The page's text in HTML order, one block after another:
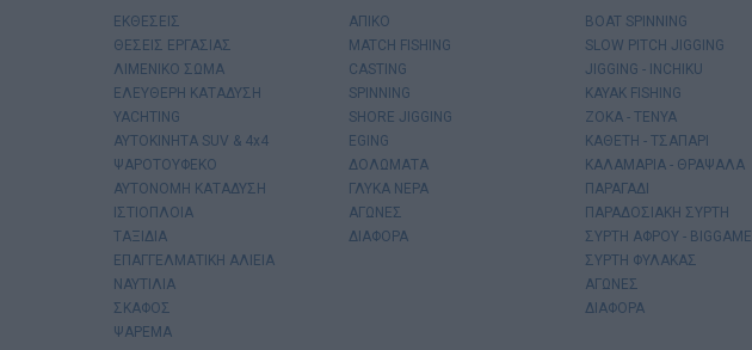
ΕΚΘΕΣΕΙΣ
ΘΕΣΕΙΣ ΕΡΓΑΣΙΑΣ
ΛΙΜΕΝΙΚΟ ΣΩΜΑ
ΕΛΕΥΘΕΡΗ ΚΑΤΑΔΥΣΗ
YACHTING
AYTOKINHTA SUV & 4x4
ΨΑΡΟΤΟΥΦΕΚΟ
ΑΥΤΟΝΟΜΗ ΚΑΤΑΔΥΣΗ
ΙΣΤΙΟΠΛΟΙΑ
ΤΑΞΙΔΙΑ
ΕΠΑΓΓΕΛΜΑΤΙΚΗ ΑΛΙΕΙΑ
ΝΑΥΤΙΛΙΑ
ΣΚΑΦΟΣ
ΨΑΡΕΜΑ
ΑΠΙΚΟ
MATCH FISHING
CASTING
SPINNING
SHORE JIGGING
EGING
ΔΟΛΩΜΑΤΑ
ΓΛΥΚΑ ΝΕΡΑ
ΑΓΩΝΕΣ
ΔΙΑΦΟΡΑ
BOAT SPINNING
SLOW PITCH JIGGING
JIGGING - INCHIKU
KAYAK FISHING
ΖΟΚΑ - ΤΕΝΥΑ
ΚΑΘΕΤΗ - ΤΣΑΠΑΡΙ
ΚΑΛΑΜΑΡΙΑ - ΘΡΑΨΑΛΑ
ΠΑΡΑΓΑΔΙ
ΠΑΡΑΔΟΣΙΑΚΗ ΣΥΡΤΗ
ΣΥΡΤΗ ΑΦΡΟΥ - BIGGAME
ΣΥΡΤΗ ΦΥΛΑΚΑΣ
ΑΓΩΝΕΣ
ΔΙΑΦΟΡΑ